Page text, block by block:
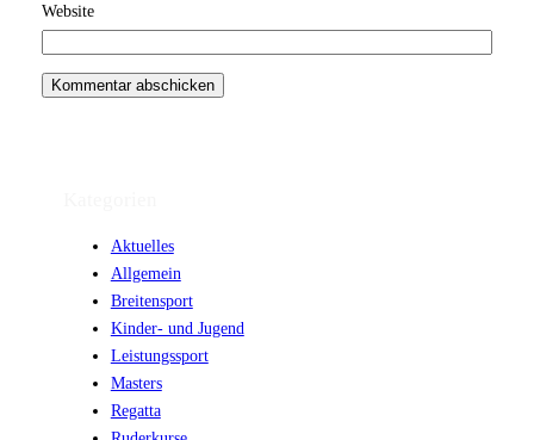
Website
Aktuelles
Allgemein
Breitensport
Kinder- und Jugend
Leistungssport
Masters
Regatta